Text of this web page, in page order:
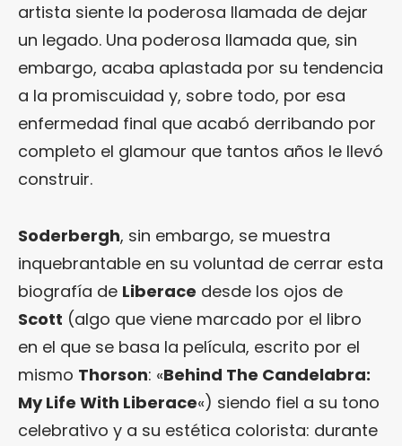
artista siente la poderosa llamada de dejar
un legado. Una poderosa llamada que, sin
embargo, acaba aplastada por su tendencia
a la promiscuidad y, sobre todo, por esa
enfermedad final que acabó derribando por
completo el glamour que tantos años le llevó
construir.
Soderbergh, sin embargo, se muestra
inquebrantable en su voluntad de cerrar esta
biografía de Liberace desde los ojos de
Scott (algo que viene marcado por el libro
en el que se basa la película, escrito por el
mismo Thorson: «Behind The Candelabra:
My Life With Liberace«) siendo fiel a su tono
celebrativo y a su estética colorista: durante